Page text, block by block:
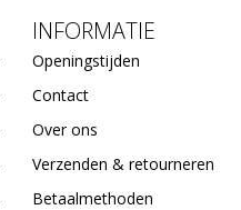
INFORMATIE
Openingstijden
Contact
Over ons
Verzenden & retourneren
Betaalmethoden